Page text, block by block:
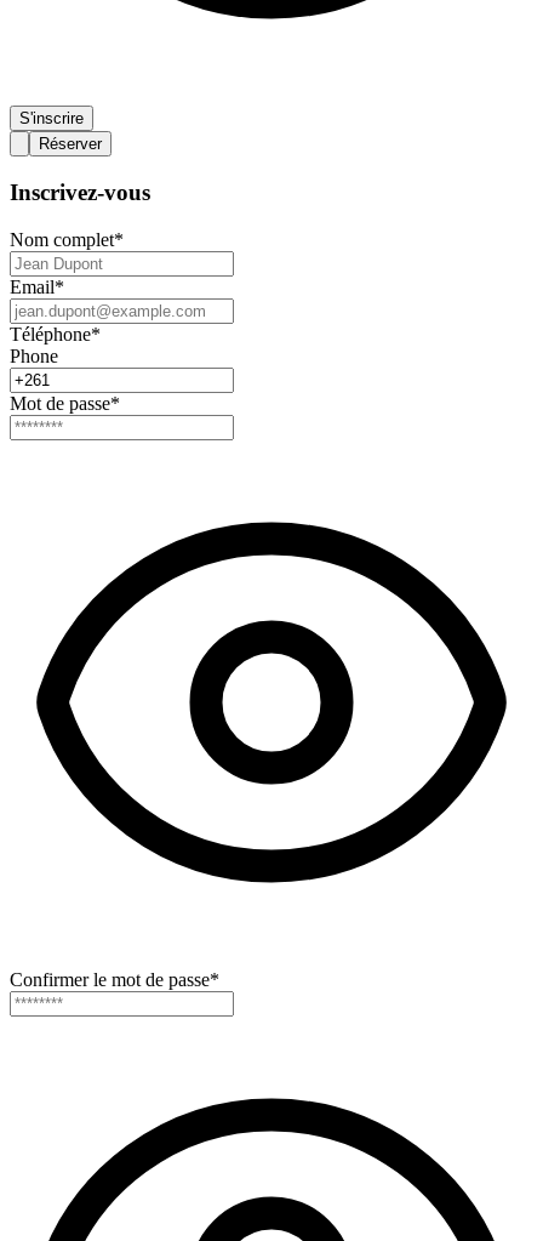
S'inscrire
Réserver
Inscrivez-vous
Nom complet*
Email*
Téléphone*
Phone
Mot de passe*
Confirmer le mot de passe*